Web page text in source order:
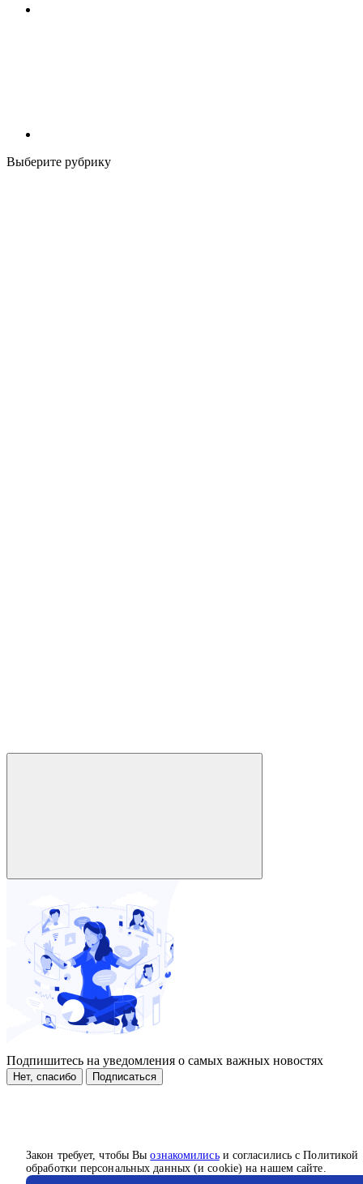
Закон требует, чтобы Выознакомилисьи согласились с Политикой
обработки персональных данных (и cookie) на нашем сайте.
Выберите рубрику
Подпишитесь на уведомления о самых важных новостях
Нет, спасибо Подписаться